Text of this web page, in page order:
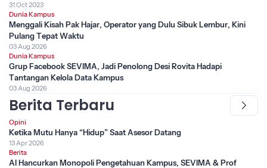
31 Oct 2023
Dunia Kampus
Menggali Kisah Pak Hajar, Operator yang Dulu Sibuk Lembur, Kini
Pulang Tepat Waktu
03 Aug 2026
Dunia Kampus
Grup Facebook SEVIMA, Jadi Penolong Desi Rovita Hadapi
Tantangan Kelola Data Kampus
03 Aug 2026
Berita Terbaru
Opini
Ketika Mutu Hanya “Hidup” Saat Asesor Datang
13 Apr 2026
Berita
AI Hancurkan Monopoli Pengetahuan Kampus, SEVIMA & Prof